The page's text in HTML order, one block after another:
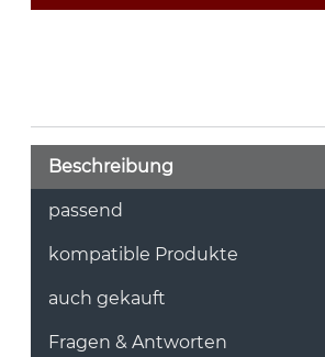
Beschreibung
passend
kompatible Produkte
auch gekauft
Fragen & Antworten